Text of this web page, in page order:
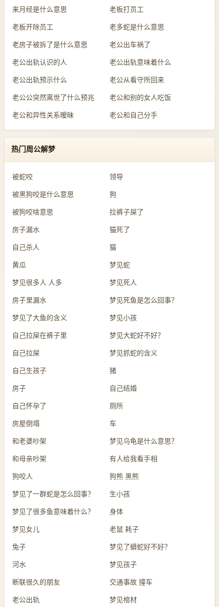
来月经是什么意思 老板打员工
老板开除员工 老多蛇是什么意思
老房子被拆了是什么意思 老公出车祸了
老公出轨认识的人 老公出轨意味着什么
老公出轨预示什么 老公从看守所回来
老公公突然离世了什么预兆 老公和别的女人吃饭
老公和异性关系暧昧 老公和自己分手
热门周公解梦
被蛇咬 领导
被黑狗咬是什么意思 狗
被狗咬啥意思 拉裤子屎了
房子漏水 猫死了
自己杀人 猫
黄瓜 梦见蛇
梦见很多人 人多 梦见死人
房子里漏水 梦见死鱼是怎么回事？
梦见了大鱼的含义 梦见小孩
自己拉屎在裤子里 梦见大蛇好不好？
自己拉屎 梦见抓蛇的含义
自己生孩子 猪
房子 自己结婚
自己怀孕了 厕所
房屋倒塌 车
和老婆吵架 梦见乌龟是什么意思？
和母亲吵架 有人给我看手相
狗咬人 狗熊 黑熊
梦见了一群蛇是怎么回事？ 生小孩
梦见了很多鱼意味着什么？ 身体
梦见女儿 老鼠 耗子
兔子 梦见了蟒蛇好不好？
河水 梦见孩子
断联很久的朋友 交通事故 撞车
老公出轨 梦见棺材